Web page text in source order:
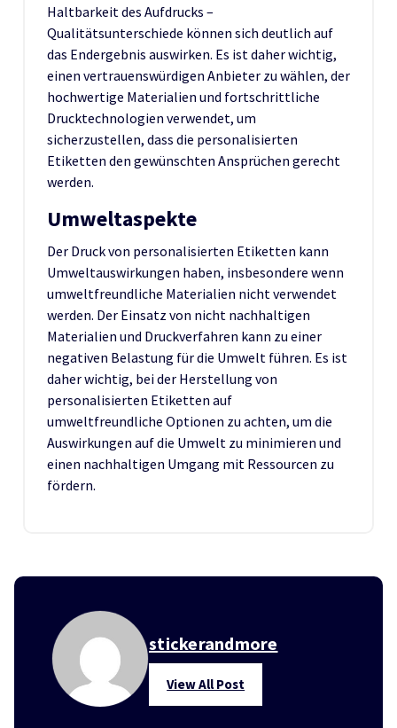
Haltbarkeit des Aufdrucks –
Qualitätsunterschiede können sich deutlich auf
das Endergebnis auswirken. Es ist daher wichtig,
einen vertrauenswürdigen Anbieter zu wählen, der
hochwertige Materialien und fortschrittliche
Drucktechnologien verwendet, um
sicherzustellen, dass die personalisierten
Etiketten den gewünschten Ansprüchen gerecht
werden.
Umweltaspekte
Der Druck von personalisierten Etiketten kann
Umweltauswirkungen haben, insbesondere wenn
umweltfreundliche Materialien nicht verwendet
werden. Der Einsatz von nicht nachhaltigen
Materialien und Druckverfahren kann zu einer
negativen Belastung für die Umwelt führen. Es ist
daher wichtig, bei der Herstellung von
personalisierten Etiketten auf
umweltfreundliche Optionen zu achten, um die
Auswirkungen auf die Umwelt zu minimieren und
einen nachhaltigen Umgang mit Ressourcen zu
fördern.
stickerandmore
View All Post